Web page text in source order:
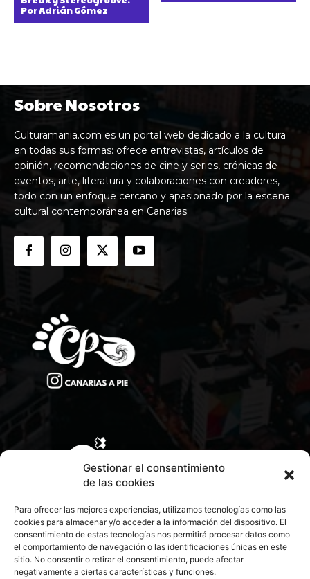
Gestionar el consentimiento
de las cookies
Para ofrecer las mejores experiencias, utilizamos tecnologías como las
cookies para almacenar y/o acceder a la información del dispositivo. El
consentimiento de estas tecnologías nos permitirá procesar datos como
el comportamiento de navegación o las identificaciones únicas en este
sitio. No consentir o retirar el consentimiento, puede afectar
negativamente a ciertas características y funciones.
Por Adrián Gómez
Sobre Nosotros
Culturamania.com es un portal web dedicado a la cultura
en todas sus formas: ofrece entrevistas, artículos de
opinión, recomendaciones de cine y series, crónicas de
eventos, arte, literatura y colaboraciones con creadores,
todo con un enfoque cercano y apasionado por la escena
cultural contemporánea en Canarias.
CONTACTA CON NOSOTROS